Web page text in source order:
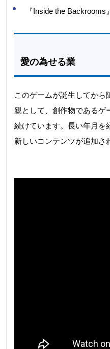
『Inside the Backrooms』
愛の為せる業
このゲームが誕生してから
親として、創作物であるゲ
続けています。長い年月を
新しいコンテンツが追加さ